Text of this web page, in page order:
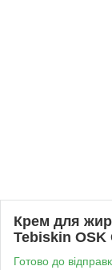
Крем для
Tebiskin OSK
Готово до